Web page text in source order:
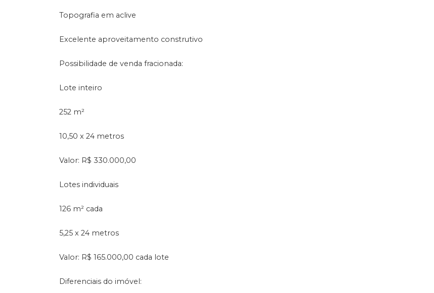
Topografia em aclive
Excelente aproveitamento construtivo
Possibilidade de venda fracionada:
Lote inteiro
252 m²
10,50 x 24 metros
Valor: R$ 330.000,00
Lotes individuais
126 m² cada
5,25 x 24 metros
Valor: R$ 165.000,00 cada lote
Diferenciais do imóvel: